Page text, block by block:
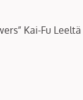
Kai-Fu Leeltä